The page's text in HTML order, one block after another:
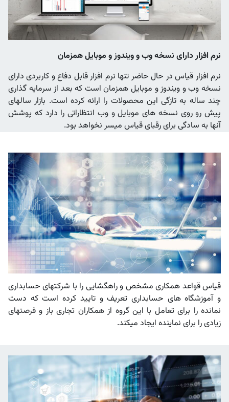
نرم افزار دارای نسخه وب و ویندوز و موبایل همزمان
نرم افزار قیاس در حال حاضر تنها نرم افزار قابل دفاع و کاربردی دارای
نسخه وب و ویندوز و موبایل همزمان است که بعد از سرمایه گذاری
چند ساله به تازگی این محصولات را ارائه کرده است. بازار سالهای
پیش رو روی نسخه های موبایل و وب انتظاراتی را دارد که پوشش
آنها به سادگی برای رقبای قیاس میسر نخواهد بود.
قیاس قواعد همکاری مشخص و راهگشایی را با شرکتهای حسابداری
و آموزشگاه های حسابداری تعریف و تایید کرده است که دست
نمانده را برای تعامل با این گروه از همکاران تجاری باز و فرصتهای
زیادی را برای نماینده ایجاد میکند.